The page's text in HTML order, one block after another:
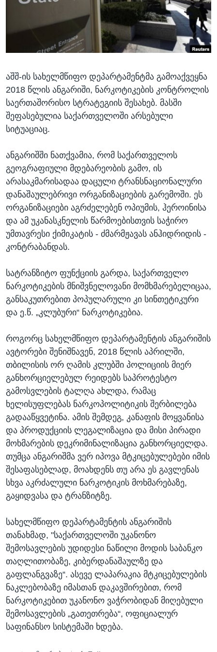
ᲯᲐᲜᲛᲠᲗᲔᲚᲝᲑᲐ
ᲛᲔᲪᲜᲘᲔᲠᲔᲑᲐ
ᲙᲣᲚᲢᲣᲠᲐ
ᲒᲐᲚᲘᲚᲔᲝ
ᲓᲔᲖᲘᲜᲤᲝᲠᲛᲐᲪᲘᲐ
Learning English
ᲗᲕᲐᲚᲘ ᲒᲕᲐᲓᲔᲕᲜᲔᲗ
ენები
აშშ-ის სახელმწიფო დეპარტამენტმა გამოაქვეყნა
2018 წლის ანგარიში, ნარკოტიკების კონტროლის
საერთაშორისო სტრატეგიის შესახებ. მასში
შეფასებულია საქართველოში არსებული
სიტუაციაც.
ანგარიშში ნათქვამია, რომ საქართველოს
გეოგრაფიული მდებარეობის გამო, ის
არასაკმარისადაა დაცული ტრანსნაციონალური
დანაშაულებრივი ორგანიზაციების გარემოში. ეს
ორგანიზაციები აგრძელებენ ოპიუმის, ჰეროინისა
და ამ უკანასკნელის წარმოებისთვის საჭირო
უმთავრესი ქიმიკატის - ძმარმჟავას ანჰიდრიდის -
კონტრაბანდას.
სატრანზიტო ფუნქციის გარდა, საქართველო
ნარკოტიკების მნიშვნელოვანი მომხმარებელიცაა,
განსაკუთრებით პოპულარული კი სინთეტიკური
და ე.წ. „კლუბური“ ნარკოტიკებია.
როგორც სახელმწიფო დეპარტამენტის ანგარიშის
ავტორები შენიშნავენ, 2018 წლის აპრილში,
თბილისის ორ ღამის კლუბში პოლიციის მიერ
განხორციელებულ რეიდებს საპროტესტო
გამოსვლების ტალღა ახლდა, რამაც
ხელისუფლებას ნარკოპოლიტიკის შერბილება
გადააწყვეტინა. ამის შემდეგ, კანაფის მოყვანისა
და პროდუქციის ლეგალიზაცია და მისი პირადი
მოხმარების დეკრიმინალიზაცია განხორციელდა.
თუმცა ანგარიშმა ვერ იპოვა მტკიცებულებები იმის
შესაფასებლად, მოახდენს თუ არა ეს გავლენას
სხვა აკრძალული ნარკოტიკის მოხმარებაზე,
გაყიდვასა და ტრანზიტზე.
სახელმწიფო დეპარტამენტის ანგარიშის
თანახმად, "საქართველოში უკანონო
შემოსავლების უდიდესი ნაწილი მოდის საბანკო
თაღლითობაზე, კიბერდანაშაულზე და
გაფლანგვაზე“. ასევე ლაპარაკია მტკიცებულების
ნაკლებობაზე იმასთან დაკავშირებით, რომ
ნარკოტიკებით უკანონო ვაჭრობიდან მიღებული
შემოსავლების „გათეთრება“, ოფიციალურ
საფინანსო სისტემაში ხდება.